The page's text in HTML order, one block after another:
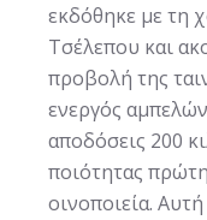
εκδόθηκε με τη
Τσέλεπου και
προβολή της
ενεργός
αποδόσεις 200
ποιότητας
οινοποιεία.